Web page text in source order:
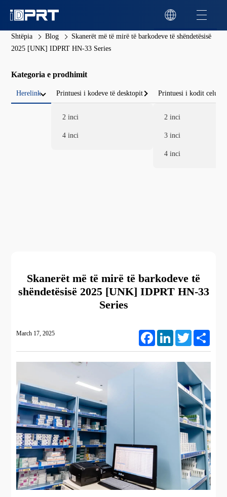
Shtëpia Blog
Skanerët më të mirë të barkodeve të shëndetësisë
2025 [UNK] IDPRT HN-33 Series
Kategoria e prodhimit
Herelink Printuesi i kodeve të desktopit
2 inci
4 inci
Printuesi i kodit celular
2 inci
3 inci
4 inci
Skanerët më të mirë të barkodeve të
shëndetësisë 2025 [UNK] IDPRT HN-33
Series
March 17, 2025 FacebookLinkedIn Twitter